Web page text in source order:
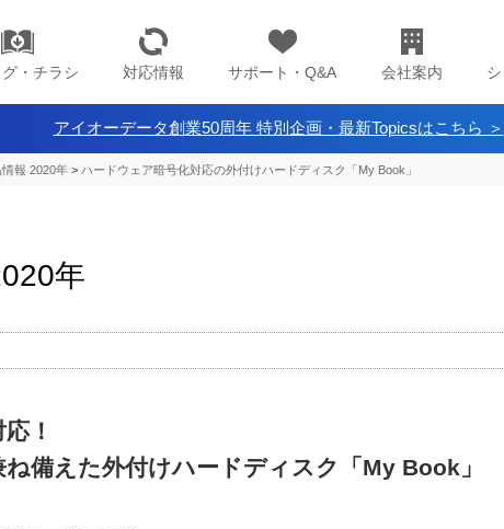
・チラシ 対応情報 サポート・Q&A 会社案内
アイオーデータ創業50周年 特別企画・最新Topicsはこちら ＞
情報 2020年 > ハードウェア暗号化対応の外付けハードディスク「My Book」
年
！
備えた外付けハードディスク「My Book」